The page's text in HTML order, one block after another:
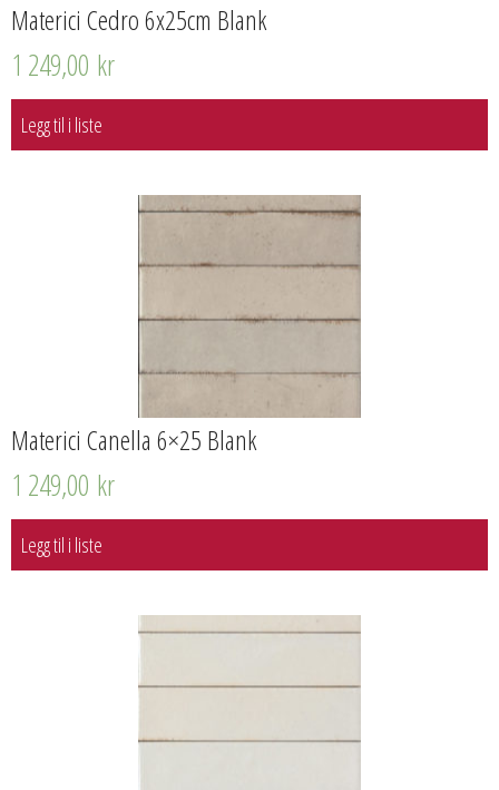
Materici Cedro 6x25cm Blank
1 249,00 kr
Legg til i liste
Materici Canella 6×25 Blank
1 249,00 kr
Legg til i liste